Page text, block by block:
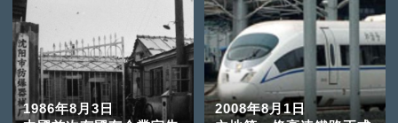
1986年8月3日
2008年8月1日